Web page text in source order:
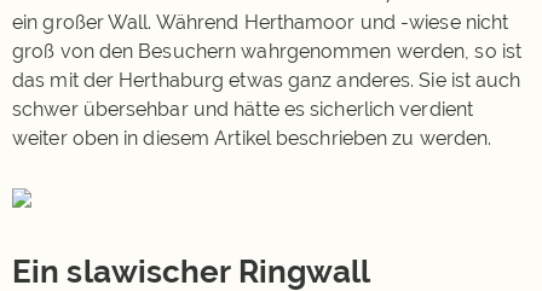
ein großer Wall. Während Herthamoor und -wiese nicht
groß von den Besuchern wahrgenommen werden, so ist
das mit der Herthaburg etwas ganz anderes. Sie ist auch
schwer übersehbar und hätte es sicherlich verdient
weiter oben in diesem Artikel beschrieben zu werden.
Ein slawischer Ringwall